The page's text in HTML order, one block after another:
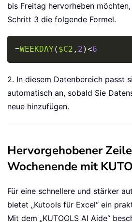
bis Freitag hervorheben
Schritt 3 die folgende Formel.
=WEEKDAY ( $C2 , 2 )<6
2. In diesem Datenbereich passt
automatisch an, sobald Sie
neue hinzufügen.
Hervorgehobener
Wochenende mit
Für eine schnellere und stärker
bietet „Kutools für Excel“ ein
Mit dem „KUTOOLS AI Aide“